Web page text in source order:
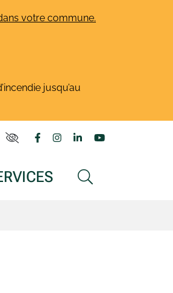
votre commune.
jusqu’au
Lien vers le compte Facebook
Lien vers le compte
Lien vers le compte
Lien vers la
AFFICHER LA